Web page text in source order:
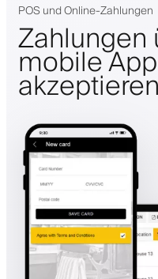
POS und Online-Zahlungen
Zahlungen
mobile
akzeptieren